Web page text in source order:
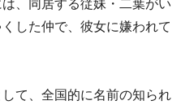
、同居する従妹・二葉がい
した仲で、彼女に嫌われて
て、全国的に名前の知られ